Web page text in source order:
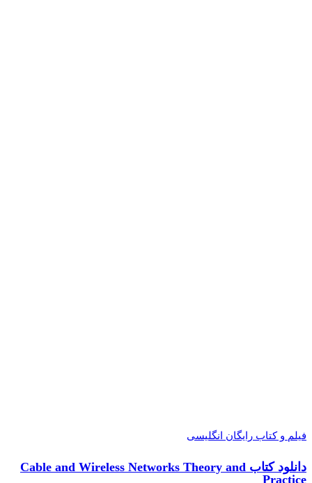
فیلم و کتاب رایگان انگلیسی
دانلود کتاب Cable and Wireless Networks Theory and
Practice